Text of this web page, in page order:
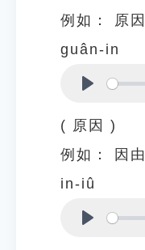
例如：
原因
guân-in
( 原因 )
例如：
因由
in-iû